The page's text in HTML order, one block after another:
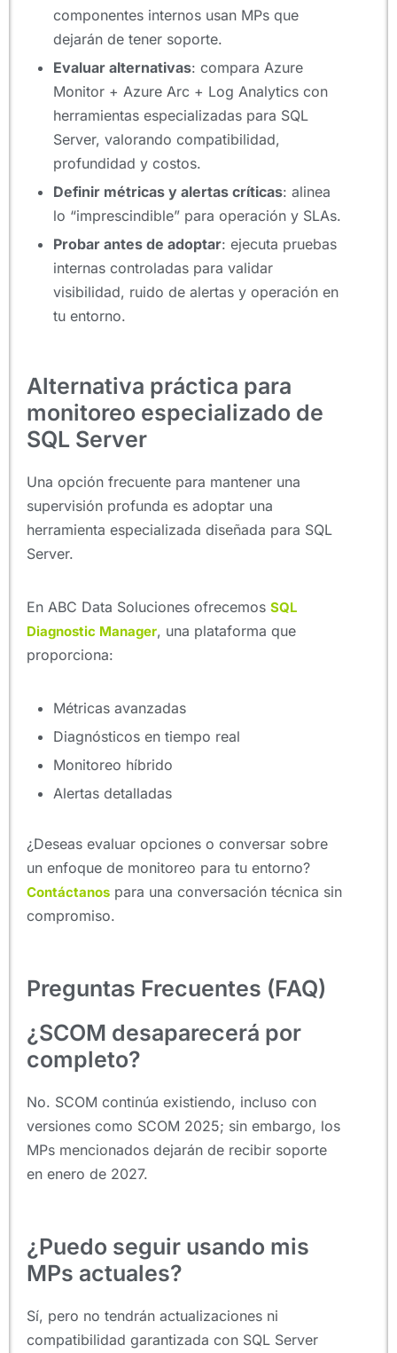
componentes internos usan MPs que
dejarán de tener soporte.
Evaluar alternativas: compara Azure
Monitor + Azure Arc + Log Analytics con
herramientas especializadas para SQL
Server, valorando compatibilidad,
profundidad y costos.
Definir métricas y alertas críticas: alinea
lo “imprescindible” para operación y SLAs.
Probar antes de adoptar: ejecuta pruebas
internas controladas para validar
visibilidad, ruido de alertas y operación en
tu entorno.
Alternativa práctica para
monitoreo especializado de
SQL Server
Una opción frecuente para mantener una
supervisión profunda es adoptar una
herramienta especializada diseñada para SQL
Server.
En ABC Data Soluciones ofrecemos SQL
Diagnostic Manager, una plataforma que
proporciona:
Métricas avanzadas
Diagnósticos en tiempo real
Monitoreo híbrido
Alertas detalladas
¿Deseas evaluar opciones o conversar sobre
un enfoque de monitoreo para tu entorno?
Contáctanos para una conversación técnica sin
compromiso.
Preguntas Frecuentes (FAQ)
¿SCOM desaparecerá por
completo?
No. SCOM continúa existiendo, incluso con
versiones como SCOM 2025; sin embargo, los
MPs mencionados dejarán de recibir soporte
en enero de 2027.
¿Puedo seguir usando mis
MPs actuales?
Sí, pero no tendrán actualizaciones ni
compatibilidad garantizada con SQL Server